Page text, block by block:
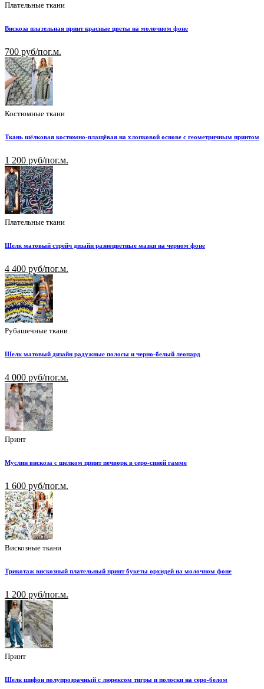
Плательные ткани
Вискоза плательная принт красные цветы на молочном фоне
700 руб/пог.м.
Костюмные ткани
Ткань шёлковая костюмно-плащёвая на хлопковой основе с геометричным принтом
1 200 руб/пог.м.
Плательные ткани
Шелк матовый стрейч дизайн разноцветные мазки на черном фоне
4 400 руб/пог.м.
Рубашечные ткани
Шелк матовый дизайн радужные полосы и черно-белый леопард
4 000 руб/пог.м.
Принт
Муслин вискоза с шелком принт печворк в серо-синей гамме
1 600 руб/пог.м.
Вискозные ткани
Трикотаж вискозный плательный принт букеты орхидей на молочном фоне
1 200 руб/пог.м.
Принт
Шелк шифон полупрозрачный с люрексом тигры и полоски на серо-белом